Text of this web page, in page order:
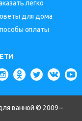
легко
для дома
оплаты
ванной © 2009 –